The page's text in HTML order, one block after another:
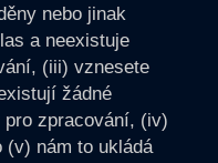
nebo jinak
a neexistuje
(iii) vznesete
žádné
zpracování, (iv)
(v) nám to ukládá